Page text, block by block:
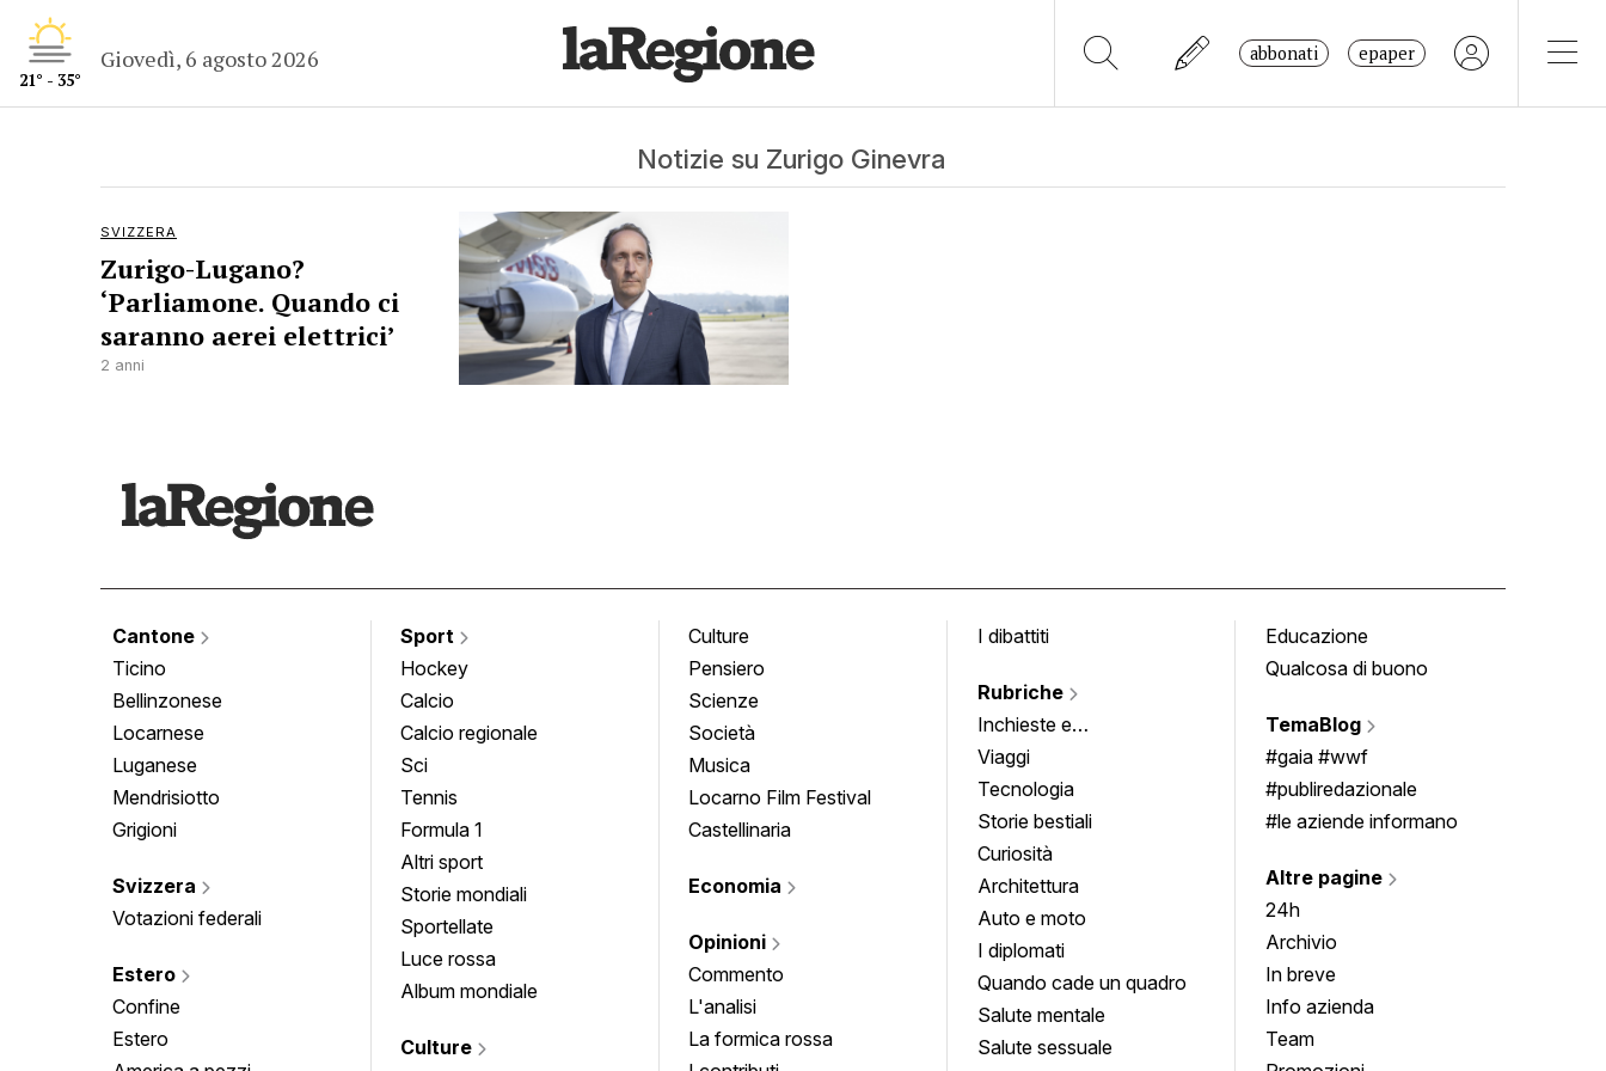
21° - 35°
Giovedì, 6 agosto 2026 abbonati epaper
Notizie su Zurigo Ginevra
SVIZZERA
Zurigo-Lugano?
‘Parliamone. Quando ci
saranno aerei elettrici’
2 anni
Cantone
Ticino
Bellinzonese
Locarnese
Luganese
Mendrisiotto
Grigioni
Svizzera
Votazioni federali
Estero
Confine
Estero
Sport
Hockey
Calcio
Calcio regionale
Sci
Tennis
Formula 1
Altri sport
Storie mondiali
Sportellate
Luce rossa
Album mondiale
Culture
Culture
Pensiero
Scienze
Società
Musica
Locarno Film Festival
Castellinaria
Economia
Opinioni
Commento
L'analisi
La formica rossa
I dibattiti
Rubriche
Inchieste e
approfondimenti
Viaggi
Tecnologia
Storie bestiali
Curiosità
Architettura
Auto e moto
I diplomati
Quando cade un quadro
Salute mentale
Salute sessuale
Educazione
Qualcosa di buono
TemaBlog
#gaia #wwf
#publiredazionale
#le aziende informano
Altre pagine
24h
Archivio
In breve
Info azienda
Team